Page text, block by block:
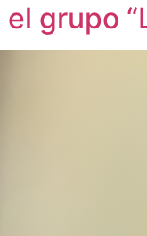
grupo